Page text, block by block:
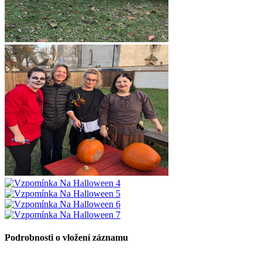
Podrobnosti o vložení záznamu